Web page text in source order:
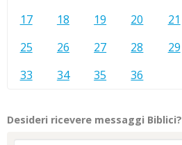
17
18 19 20 21
25
26 27 28 29
33
34 35 36
Desideri ricevere messaggi Biblici?